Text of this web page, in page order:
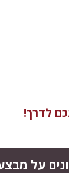
לדרך!
על